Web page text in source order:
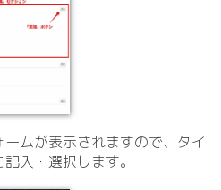
ームが表示されますので、タイ
入・選択します。